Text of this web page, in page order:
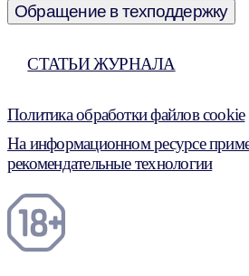
Обращение в техподдержку
СТАТЬИ ЖУРНАЛА
Политика обработки файлов cookie
На информационном ресурсе
рекомендательные технологии